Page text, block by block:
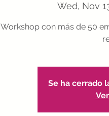
Wed, Nov
Workshop con más de 50
Se ha cerrado